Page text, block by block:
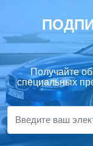
Получайте
специальных